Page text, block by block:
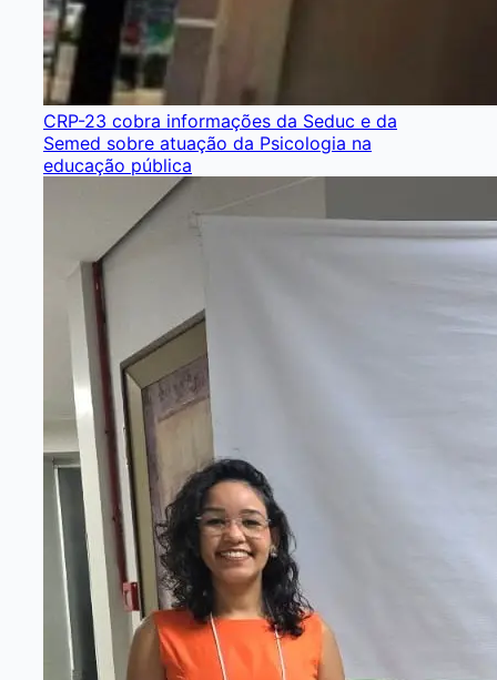
CRP-23 cobra informações da Seduc e da
Semed sobre atuação da Psicologia na
educação pública